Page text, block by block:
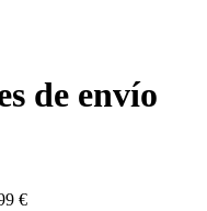
de envío
€